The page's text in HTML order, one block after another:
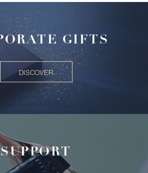
GIFTS
DISCOVER
SUPPORT